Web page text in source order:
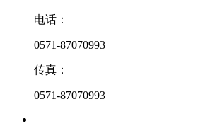
电话：
0571-87070993
传真：
0571-87070993